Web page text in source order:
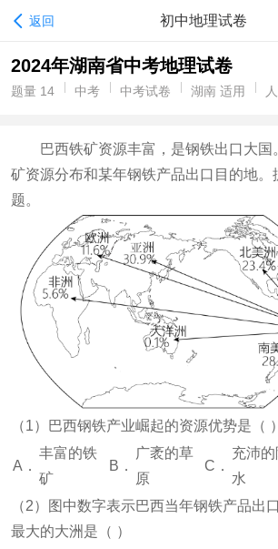
返回 初中地理试卷
2024年湖南省中考地理试卷
题量 14 中考 中考试卷 湖南 适用
巴西铁矿资源丰富，是钢铁出口大
矿资源分布和某年钢铁产品出口目的地。
题。
（1）巴西钢铁产业崛起的资源优势是（ ）
A．
丰富的铁
矿
B．
广袤的草
原
C．
充沛的
水
（2）图中数字表示巴西当年钢铁产品出
最大的大洲是（ ）